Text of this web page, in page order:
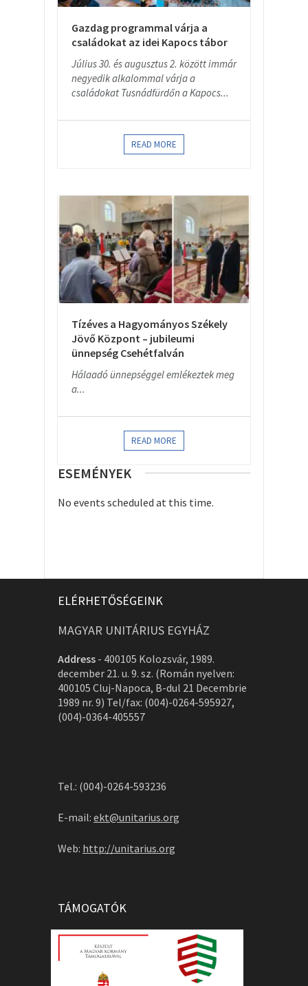
Gazdag programmal várja a
családokat az idei Kapocs tábor
Július 30. és augusztus 2. között immár
negyedik alkalommal várja a
családokat Tusnádfürdőn a Kapocs...
READ MORE
Tízéves a Hagyományos Székely
Jövő Központ – jubileumi
ünnepség Csehétfalván
Hálaadó ünnepséggel emlékeztek meg
a...
READ MORE
ESEMÉNYEK
No events scheduled at this time.
ELÉRHETŐSÉGEINK
MAGYAR UNITÁRIUS EGYHÁZ
Address - 400105 Kolozsvár, 1989.
december 21. u. 9. sz. (Román nyelven:
400105 Cluj-Napoca, B-dul 21 Decembrie
1989 nr. 9) Tel/fax: (004)-0264-595927,
(004)-0364-405557
Tel.: (004)-0264-593236
E-mail: ekt@unitarius.org
Web: http://unitarius.org
TÁMOGATÓK